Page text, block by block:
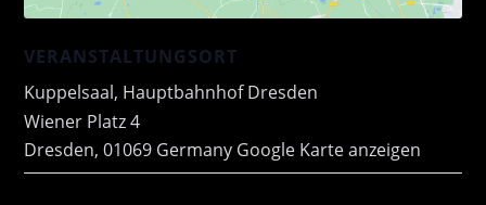
VERANSTALTUNGSORT
Kuppelsaal, Hauptbahnhof Dresden
Wiener Platz 4
Dresden, 01069 Germany Google Karte anzeigen